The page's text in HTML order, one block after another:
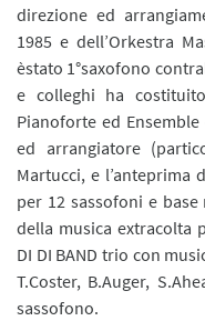
direzione ed
1985 e dell’Orkestra
èstato 1°saxofono
e colleghi ha
Pianoforte ed
ed arrangiatore
Martucci, e l’anteprima
per 12 sassofoni e
della musica extracolta
DI DI BAND trio con
T.Coster, B.Auger,
sassofono.